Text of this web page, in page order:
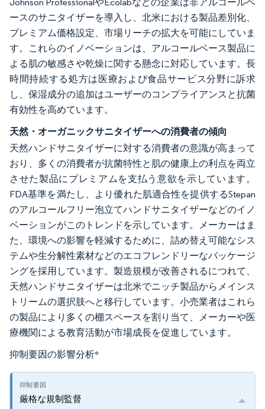
ースのサニタイザーを導入し、北米における製品差別化、
プレミアム価格設定、市場リーチの拡大を可能にしていま
す。これらのイノベーションは、アルコールベース製品に
よる肌の敏感さや乾燥に関する懸念に対応しています。長
時間持続する処方は医療および食品サービス分野に訴求
し、保湿成分の追加はユーザーのコンプライアンスと抗菌
有効性を高めています。
天然・オーガニックサニタイザーへの消費者の傾向
天然ハンドサニタイザーに対する消費者の意識が高まって
おり、多くの消費者が抗菌特性と肌の健康上の利点を両立
させた製品にプレミアムを支払う意欲を示しています。
FDA基準を満たし、より優れた肌適合性を提供するStepan
のアルコールフリー泡立てハンドサニタイザーなどのイノ
ベーションがこのトレンドを示しています。メーカーはま
た、環境への影響を軽減するために、詰め替え可能なシス
テムや生分解性素材などのエコフレンドリーなパッケージ
ングを採用しています。製造規模が改善されるにつれて、
天然ハンドサニタイザーは北米でニッチ製品からメインス
トリームの選択肢へと移行しています。小売業者はこれら
の製品により多くの棚スペースを割り当て、メーカーや医
療機関による教育活動が市場成長を促進しています。
抑制要因の影響分析*
厳格な規制監督